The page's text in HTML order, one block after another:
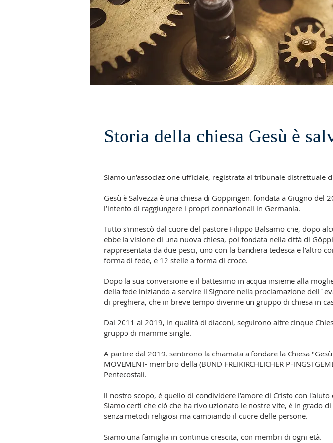
Storia della chiesa Gesù è
Siamo un’associazione ufficiale, registrata al tribunale distrettuale
Gesù è Salvezza è una chiesa di Göppingen, fondata a Giugno
l’intento di raggiungere i propri connazionali in Germania.
Tutto s'innescò dal cuore del pastore Filippo Balsamo che, dopo
ebbe la visione di una nuova chiesa, poi fondata nella città di
rappresentata da due pesci, uno con la bandiera tedesca e l’altro
forma di fede, e 12 stelle a forma di croce.
Dopo la sua conversione e il battesimo in acqua insieme alla
della fede iniziando a servire il Signore nella proclamazione
di preghiera, che in breve tempo divenne un gruppo di chiesa in
Dal 2011 al 2019, in qualità di diaconi, seguirono altre cinque
gruppo di mamme single.
A partire dal 2019, sentirono la chiamata a fondare la Chiesa
MOVEMENT- membro della (BUND FREIKIRCHLICHER
Pentecostali.
ll nostro scopo, è quello di condividere l’amore di Cristo con l'aiuto
Siamo certi che ció che ha rivoluzionato le nostre vite, è in grado
senza metodi religiosi ma cambiando il cuore delle persone.
Siamo una famiglia in continua crescita, con membri di ogni età.